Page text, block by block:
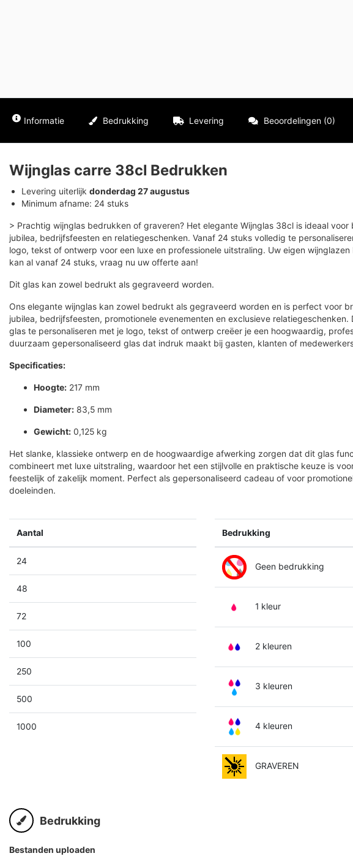
Informatie Bedrukking Levering Beoordelingen (0)
Wijnglas carre 38cl Bedrukken
Levering uiterlijk donderdag 27 augustus
Minimum afname: 24 stuks
> Prachtig wijnglas bedrukken of graveren? Het elegante Wijnglas 38cl is ideaal voor
jubilea, bedrijfsfeesten en relatiegeschenken. Vanaf 24 stuks volledig te
logo, tekst of ontwerp voor een luxe en professionele uitstraling. Uw eigen
kan al vanaf 24 stuks, vraag nu uw offerte aan!
Dit glas kan zowel bedrukt als gegraveerd worden.
Ons elegante wijnglas kan zowel bedrukt als gegraveerd worden en is perfect voor
jubilea, bedrijfsfeesten, promotionele evenementen en exclusieve relatiegeschenken.
glas te personaliseren met je logo, tekst of ontwerp creëer je een hoogwaardig,
duurzaam gepersonaliseerd glas dat indruk maakt bij gasten, klanten of
Specificaties:
Hoogte: 217 mm
Diameter: 83,5 mm
Gewicht: 0,125 kg
Het slanke, klassieke ontwerp en de hoogwaardige afwerking zorgen dat dit glas
combineert met luxe uitstraling, waardoor het een stijlvolle en praktische keuze is
feestelijk of zakelijk moment. Perfect als gepersonaliseerd cadeau of voor
doeleinden.
Aantal
24
48
72
100
250
500
1000
Bedrukking
Geen bedrukking
1 kleur
2 kleuren
3 kleuren
4 kleuren
GRAVEREN
Bedrukking
Bestanden uploaden